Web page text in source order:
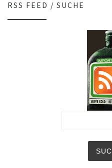
RSS FEED / SUCHE